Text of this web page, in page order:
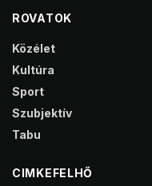
ROVATOK
Közélet
Kultúra
Sport
Szubjektív
Tabu
CIMKEFELHŐ